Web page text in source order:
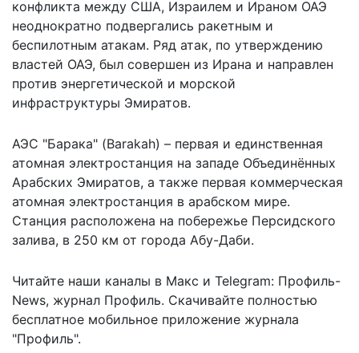
конфликта между США, Израилем и Ираном ОАЭ
неоднократно подвергались ракетным и
беспилотным атакам. Ряд атак, по утверждению
властей ОАЭ, был совершен из Ирана и направлен
против энергетической и морской
инфраструктуры Эмиратов.
АЭС "Барака" (Barakah) – первая и единственная
атомная электростанция на западе Объединённых
Арабских Эмиратов, а также первая коммерческая
атомная электростанция в арабском мире.
Станция расположена на побережье Персидского
залива, в 250 км от города Абу-Даби.
Читайте наши каналы в Макс и Telegram: Профиль-
News, журнал Профиль. Скачивайте полностью
бесплатное мобильное приложение журнала
"Профиль".